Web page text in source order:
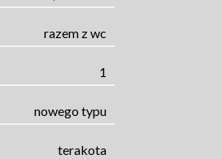
razem z wc
1
nowego typu
terakota